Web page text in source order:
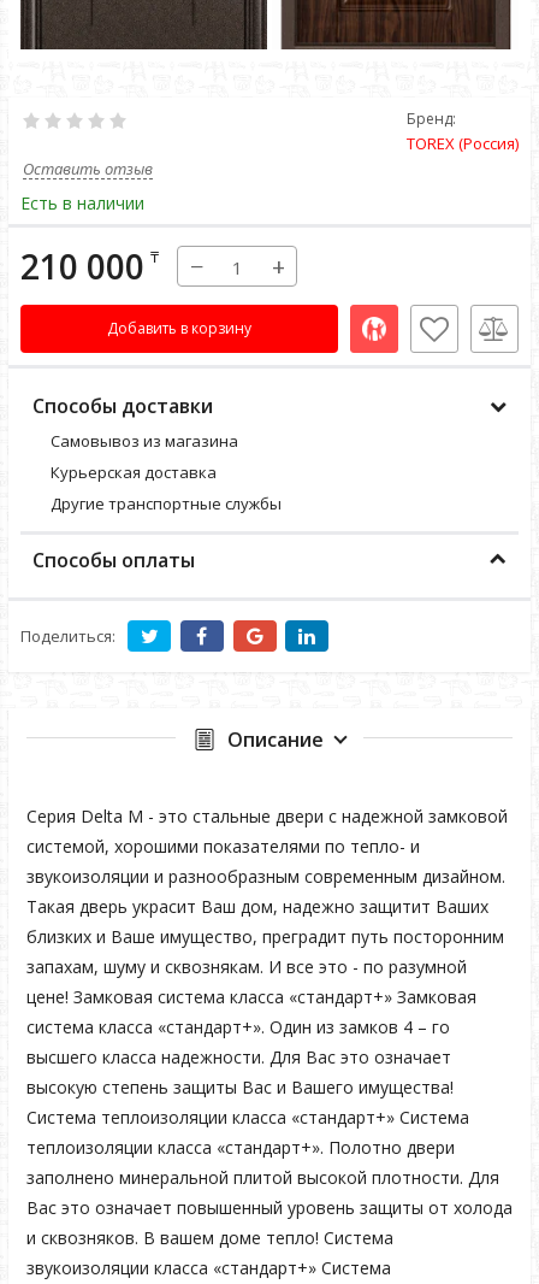
Бренд:
TOREX (Россия)
Оставить отзыв
Есть в наличии
210 000 ₸ − +
Добавить в корзину
Способы доставки
Самовывоз из магазина
Курьерская доставка
Другие транспортные службы
Способы оплаты
Поделиться:
Описание
Серия Delta M - это стальные двери с надежной замковой
системой, хорошими показателями по тепло- и
звукоизоляции и разнообразным современным дизайном.
Такая дверь украсит Ваш дом, надежно защитит Ваших
близких и Ваше имущество, преградит путь посторонним
запахам, шуму и сквознякам. И все это - по разумной
цене! Замковая система класса «стандарт+» Замковая
система класса «стандарт+». Один из замков 4 – го
высшего класса надежности. Для Вас это означает
высокую степень защиты Вас и Вашего имущества!
Система теплоизоляции класса «стандарт+» Система
теплоизоляции класса «стандарт+». Полотно двери
заполнено минеральной плитой высокой плотности. Для
Вас это означает повышенный уровень защиты от холода
и сквозняков. В вашем доме тепло! Система
звукоизоляции класса «стандарт+» Система